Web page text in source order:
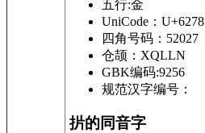
五行:金
UniCode：U+6278
四角号码：52027
仓颉：XQLLN
GBK编码:9256
规范汉字编号：
扸的同音字